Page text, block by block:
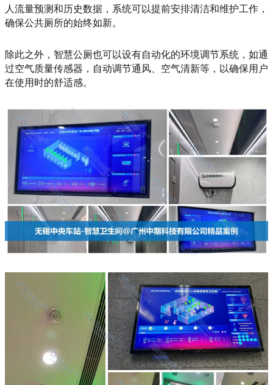
人流量预测和历史数据，系统可以提前安排清洁和维护工作，
确保公共厕所的始终如新。
除此之外，智慧公厕也可以设有自动化的环境调节系统，如通
过空气质量传感器，自动调节通风、空气清新等，以确保用户
在使用时的舒适感。